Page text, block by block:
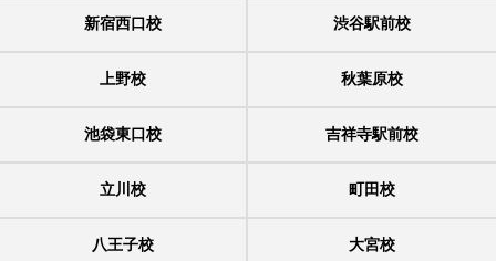
新宿西口校 渋谷駅前校
上野校 秋葉原校
池袋東口校 吉祥寺駅前校
立川校 町田校
八王子校 大宮校